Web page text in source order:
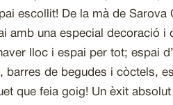
escollit! De la mà de Sarova
amb una especial decoració i
lloc i espai per tot; espai
barres de begudes i còctels,
que feia goig! Un èxit